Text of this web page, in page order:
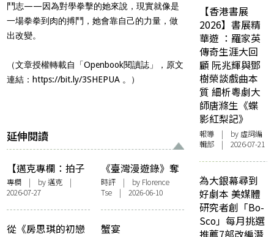
鬥志——因為對學拳擊的她來說，現實就像是
一場拳拳到肉的搏鬥，她會靠自己的力量，做
出改變。
（文章授權轉載自「Openbook閱讀誌」，原文
連結： https://bit.ly/3SHEPUA 。）
延伸閱讀
【邁克專欄：拍子
簿】國情、風情及
其他
專欄 | by邁克 |
2026-07-27
《臺灣漫遊錄》奪
獎以後：翻譯二三
事
時評| by Florence
Tse | 2026-06-10
從《房思琪的初戀
蟹宴
【香港書展
2026】書展精
華遊 ：羅家英
傳奇生涯大回
顧 阮兆輝與鄧
樹榮談戲曲本
質 細析粵劇大
師唐滌生《蝶
影紅梨記》
報導 | by 虛詞編
輯部 | 2026-07-21
為大銀幕尋到
好劇本 美媒體
研究者創「Bo-
Sco」每月挑選